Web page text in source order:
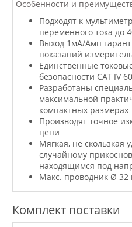
Особенности и
Подходят к
переменного тока до
Выход 1мА/Амп
показаний
Единственные
безопасности CAT IV
Разработаны
максимальной
компактных размерах
Производят точное
цепи
Мягкая, не скользкая
случайному
находящимся под
Макс. проводник Ø 32
Комплект поставки